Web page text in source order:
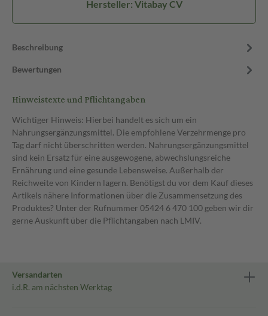
Hersteller: Vitabay CV
Beschreibung
Bewertungen
Hinweistexte und Pflichtangaben
Wichtiger Hinweis: Hierbei handelt es sich um ein
Nahrungsergänzungsmittel. Die empfohlene Verzehrmenge pro
Tag darf nicht überschritten werden. Nahrungsergänzungsmittel
sind kein Ersatz für eine ausgewogene, abwechslungsreiche
Ernährung und eine gesunde Lebensweise. Außerhalb der
Reichweite von Kindern lagern. Benötigst du vor dem Kauf dieses
Artikels nähere Informationen über die Zusammensetzung des
Produktes? Unter der Rufnummer 05424 6 470 100 geben wir dir
gerne Auskunft über die Pflichtangaben nach LMIV.
Versandarten
i.d.R. am nächsten Werktag